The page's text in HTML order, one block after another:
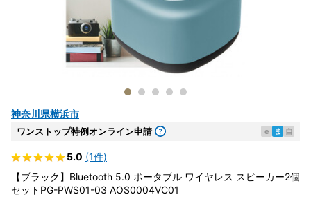
神奈川県横浜市
ワンストップ特例オンライン申請 e ま 自
5.0 (1件)
【ブラック】Bluetooth 5.0 ポータブル ワイヤレス スピーカー2個
セットPG-PWS01-03 AOS0004VC01